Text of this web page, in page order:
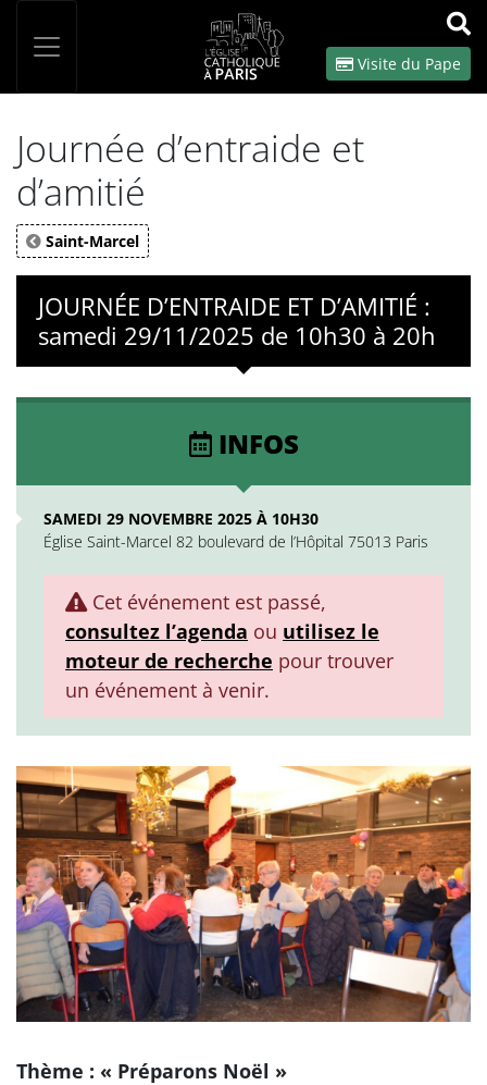
OK
Visite du Pape
Journée d’entraide et
d’amitié
Saint-Marcel
JOURNÉE D’ENTRAIDE ET D’AMITIÉ :
samedi 29/11/2025 de 10h30 à 20h
INFOS
SAMEDI 29 NOVEMBRE 2025 À 10H30
Église Saint-Marcel 82 boulevard de l’Hôpital 75013 Paris
Cet événement est passé,
consultez l’agenda ou utilisez le
moteur de recherche pour trouver
un événement à venir.
Thème : « Préparons Noël »
Panneau de gestion des cookies